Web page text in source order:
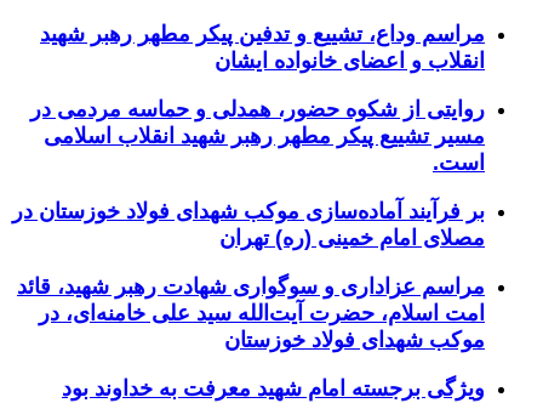
مراسم وداع، تشییع و تدفین پیکر مطهر رهبر شهید
انقلاب و اعضای خانواده ایشان
روایتی از شکوه حضور، همدلی و حماسه مردمی در
مسیر تشییع پیکر مطهر رهبر شهید انقلاب اسلامی
است.
بر فرآیند آماده‌سازی موکب شهدای فولاد خوزستان در
مصلای امام خمینی (ره) تهران
مراسم عزاداری و سوگواری شهادت رهبر شهید، قائد
امت اسلام، حضرت آیت‌الله سید علی خامنه‌ای، در
موکب شهدای فولاد خوزستان
ویژگی برجسته امام شهید معرفت به خداوند بود